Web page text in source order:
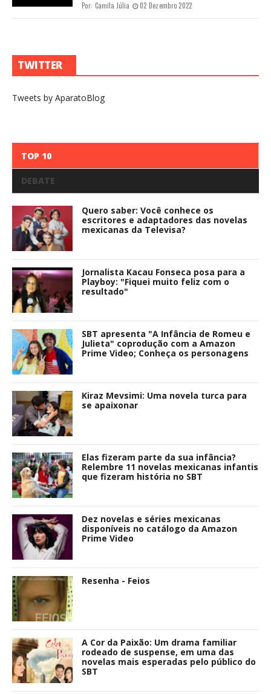
Por: Camila Júlia 02 Dezembro 2022
TWITTER
Tweets by AparatoBlog
TOP 10
DEBATE
Quero saber: Você conhece os
escritores e adaptadores das novelas
mexicanas da Televisa?
Jornalista Kacau Fonseca posa para a
Playboy: "Fiquei muito feliz com o
resultado"
SBT apresenta "A Infância de Romeu e
Julieta" coprodução com a Amazon
Prime Video; Conheça os personagens
Kiraz Mevsimi: Uma novela turca para
se apaixonar
Elas fizeram parte da sua infância?
Relembre 11 novelas mexicanas infantis
que fizeram história no SBT
Dez novelas e séries mexicanas
disponíveis no catálogo da Amazon
Prime Video
Resenha - Feios
A Cor da Paixão: Um drama familiar
rodeado de suspense, em uma das
novelas mais esperadas pelo público do
SBT